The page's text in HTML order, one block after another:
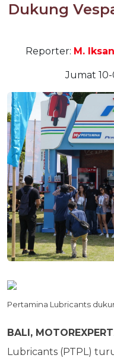
Dukung
Reporter: M. Iksan
Jumat 10-
Pertamina Lubricants
BALI,
Lubricants (PTPL)